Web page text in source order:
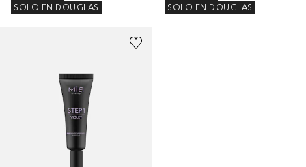
SOLO EN DOUGLAS
SOLO EN DOUGLAS